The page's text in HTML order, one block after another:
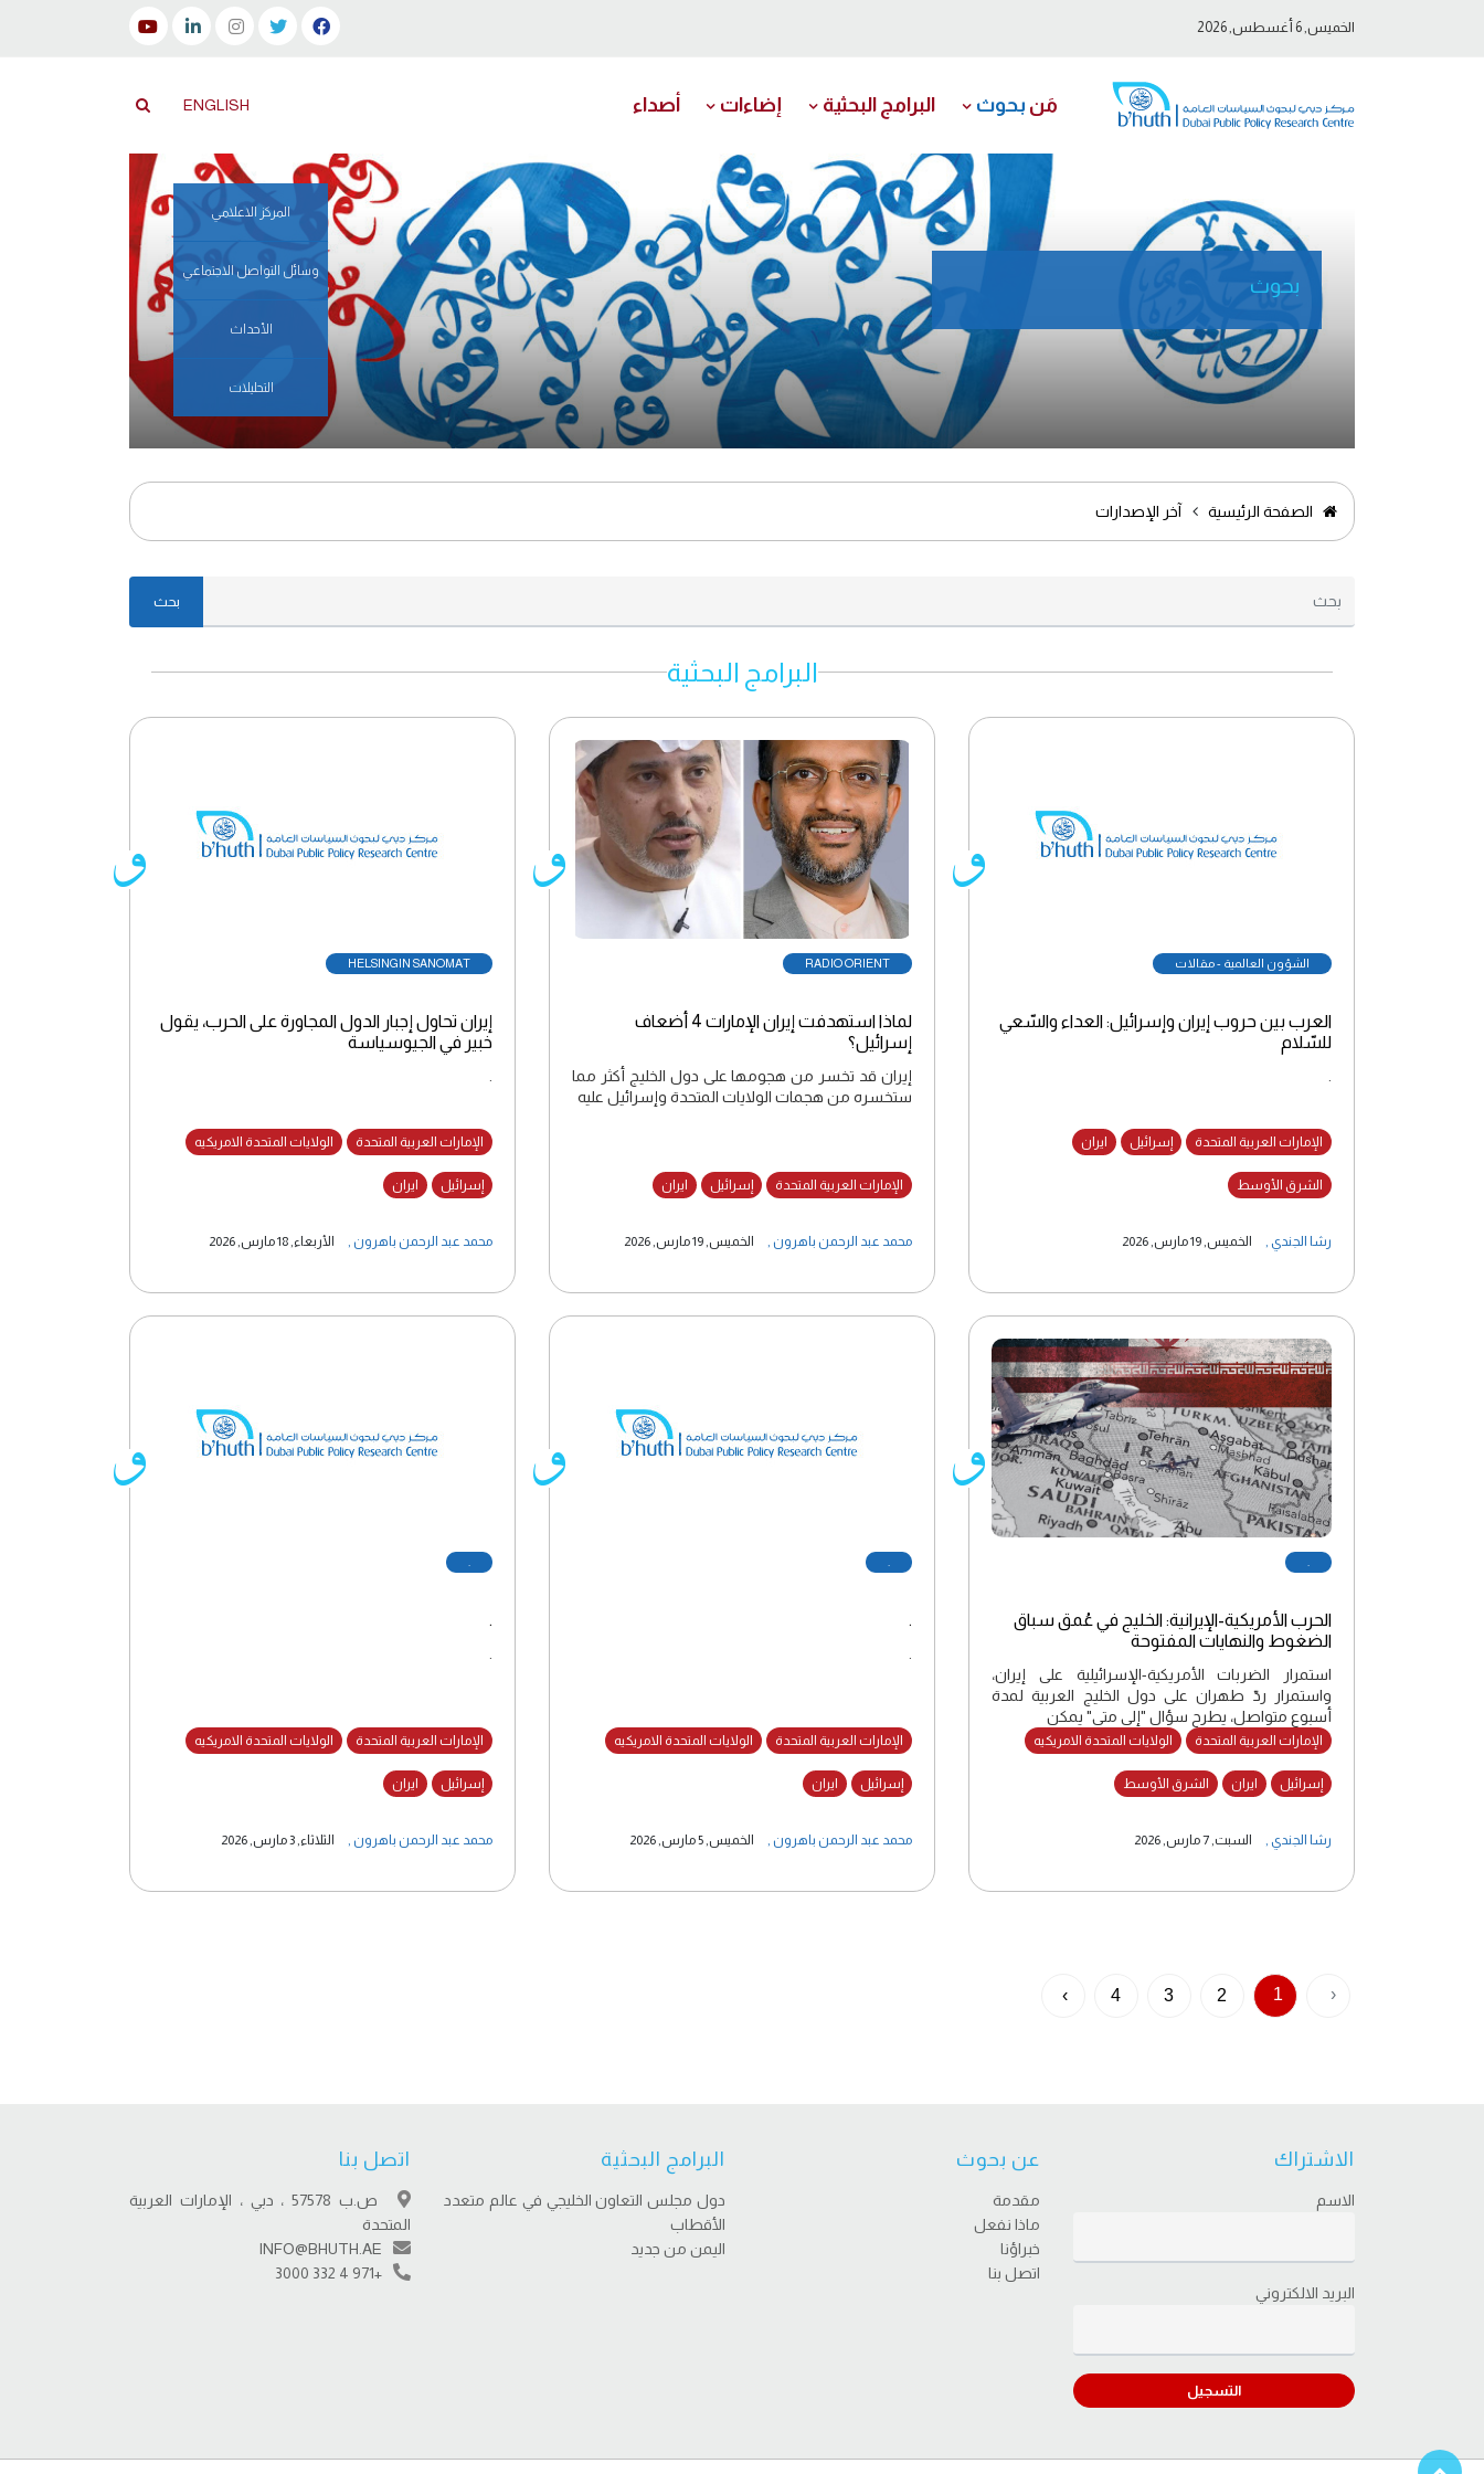
الخميس, 6 أغسطس, 2026
مَن بحوث البرامج البحثية إضاءات أصداء ENGLISH
المركز الاعلامي
وسائل التواصل الاجتماعي
الأحداث
التحليلات
بحوث
الصفحة الرئيسية آخر الإصدارات
بحث
البرامج البحثية
الشؤون العالمية - مقالات
العرب بين حروب إيران وإسرائيل: العداء والسّعي
للسّلام
.
رشا الجندي , الخميس, 19 مارس, 2026
الإمارات العربية المتحدة إسرائيل ايران
الشرق الأوسط
RADIO ORIENT
لماذا استهدفت إيران الإمارات 4 أضعاف
إسرائيل؟
إيران قد تخسر من هجومها على دول الخليج أكثر مما
ستخسره من هجمات الولايات المتحدة وإسرائيل عليه
محمد عبد الرحمن باهرون , الخميس, 19 مارس, 2026
الإمارات العربية المتحدة إسرائيل ايران
HELSINGIN SANOMAT
إيران تحاول إجبار الدول المجاورة على الحرب، يقول
خبير في الجيوسياسة
.
محمد عبد الرحمن باهرون , الأربعاء, 18 مارس, 2026
الإمارات العربية المتحدة الولايات المتحدة الامريكيه
إسرائيل ايران
الحرب الأمريكية-الإيرانية: الخليج في عُمق سباق
الضغوط والنهايات المفتوحة
استمرار الضربات الأمريكية-الإسرائيلية على إيران،
واستمرار ردّ طهران على دول الخليج العربية لمدة
أسبوع متواصل، يطرح سؤال "إلى متى" يمكن
رشا الجندي , السبت, 7 مارس, 2026
الإمارات العربية المتحدة الولايات المتحدة الامريكيه
إسرائيل ايران الشرق الأوسط
.
.
محمد عبد الرحمن باهرون , الخميس, 5 مارس, 2026
الإمارات العربية المتحدة الولايات المتحدة الامريكيه
إسرائيل ايران
.
.
محمد عبد الرحمن باهرون , الثلاثاء, 3 مارس, 2026
الإمارات العربية المتحدة الولايات المتحدة الامريكيه
إسرائيل ايران
‹
1
2
3
4
›
الاشتراك
الاسم
البريد الالكتروني
التسجيل
عن بحوث
مقدمة
ماذا نفعل
خبراؤنا
اتصل بنا
البرامج البحثية
دول مجلس التعاون الخليجي في عالم متعدد
الأقطاب
اليمن من جديد
اتصل بنا
ص.ب 57578 ، دبي ، الإمارات العربية
المتحدة
INFO@BHUTH.AE
+971 4 332 3000